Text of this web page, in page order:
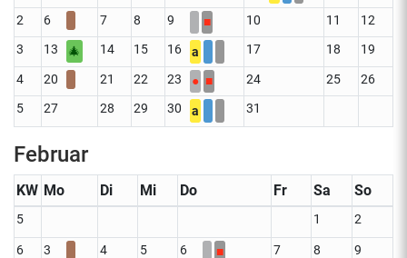
2 6 7 8 9 ■ 10 11
12
3
13 🎄 14 15 16 a 17 18 19
4 20 21 22 23 ● ■ 24 25
26
5
27 28 29 30 a 31
Februar
KW Mo Di Mi Do Fr Sa So
5 1 2
6 3 4 5 6 ■ 7 8 9